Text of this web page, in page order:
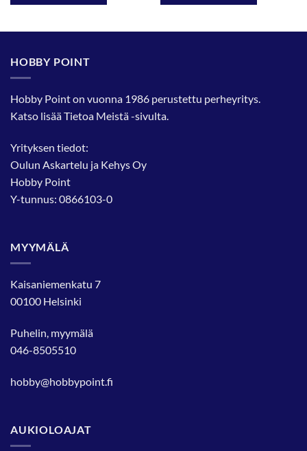
HOBBY POINT
Hobby Point on vuonna 1986 perustettu perheyritys.
Katso lisääTietoa Meistä-sivulta.
Yrityksen tiedot:
Oulun Askartelu ja Kehys Oy
Hobby Point
Y-tunnus: 0866103-0
MYYMÄLÄ
Kaisaniemenkatu 7
00100 Helsinki
Puhelin, myymälä
046-8505510
hobby@hobbypoint.fi
AUKIOLOAJAT